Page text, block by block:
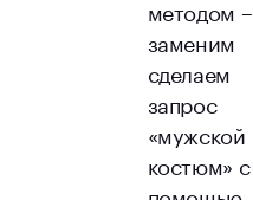
методом –
заменим
сделаем
запрос
«мужской
костюм» с